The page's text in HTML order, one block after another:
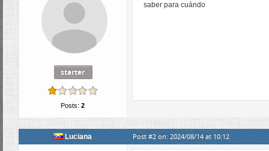
starter
Posts:2
saber para cuándo
Luciana Post #2 on: 2024/08/14 at 10:12